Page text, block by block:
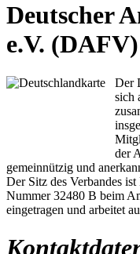
Deutscher
e.V. (DAFV)
Der
sich
der
gemeinnützig und
Der Sitz des Verbandes
Nummer 32480 B beim
eingetragen und arbeitet